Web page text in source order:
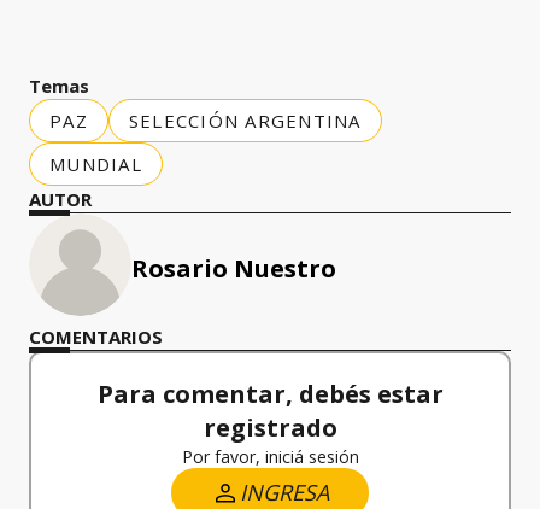
Temas
PAZ
SELECCIÓN ARGENTINA
MUNDIAL
AUTOR
Rosario Nuestro
COMENTARIOS
Para comentar, debés estar
registrado
Por favor, iniciá sesión
INGRESA